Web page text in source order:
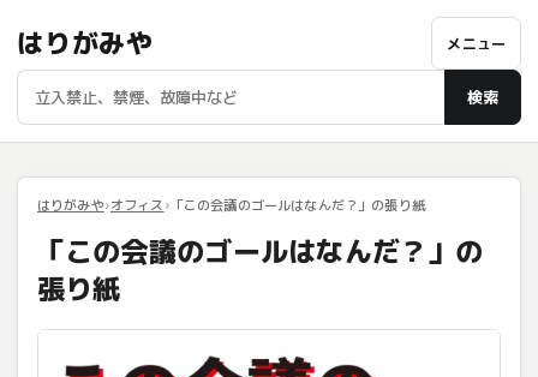
はりがみや
検索
メニュー
はりがみや オフィス 「この会議のゴールはなんだ？」の張り紙
「この会議のゴールはなんだ？」の
張り紙